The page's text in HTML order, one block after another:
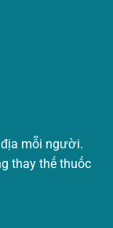
mỗi người.
thay thế thuốc